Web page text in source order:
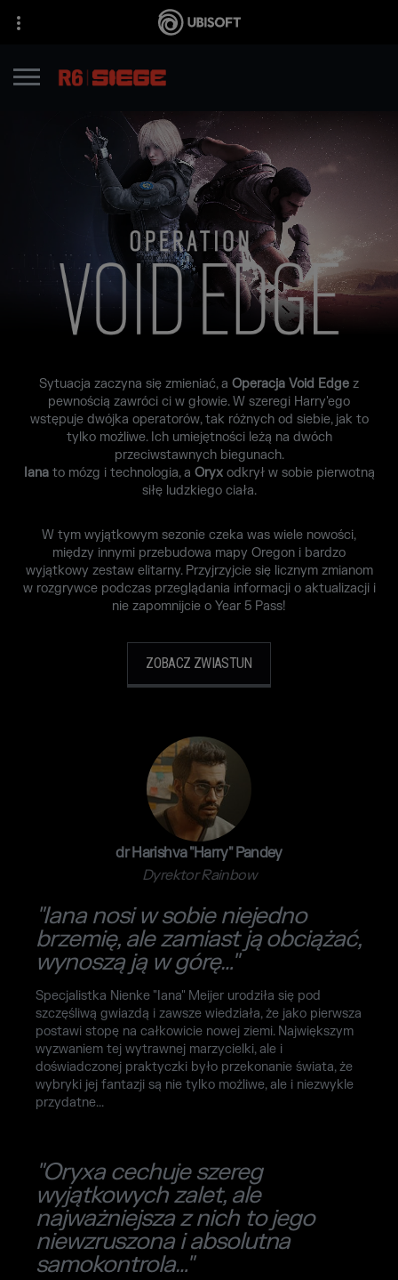
Sytuacja zaczyna się zmieniać, a Operacja Void Edge z
pewnością zawróci ci w głowie. W szeregi Harry'ego
wstępuje dwójka operatorów, tak różnych od siebie, jak to
tylko możliwe. Ich umiejętności leżą na dwóch
przeciwstawnych biegunach.
Ianato mózg i technologia, a Oryxodkrył w sobie pierwotną
siłę ludzkiego ciała.
W tym wyjątkowym sezonie czeka was wiele nowości,
między innymi przebudowa mapy Oregon i bardzo
wyjątkowy zestaw elitarny. Przyjrzyjcie się licznym zmianom
w rozgrywce podczas przeglądania informacji o aktualizacji i
nie zapomnijcie o Year 5 Pass!
ZOBACZ ZWIASTUN
dr Harishva "Harry" Pandey
Dyrektor Rainbow
"Iana nosi w sobie niejedno
brzemię, ale zamiast ją obciążać,
wynoszą ją w górę…"
Specjalistka Nienke "Iana" Meijer urodziła się pod
szczęśliwą gwiazdą i zawsze wiedziała, że jako pierwsza
postawi stopę na całkowicie nowej ziemi. Największym
wyzwaniem tej wytrawnej marzycielki, ale i
doświadczonej praktyczki było przekonanie świata, że
wybryki jej fantazji są nie tylko możliwe, ale i niezwykle
przydatne...
"Oryxa cechuje szereg
wyjątkowych zalet, ale
najważniejsza z nich to jego
niewzruszona i absolutna
samokontrola…"